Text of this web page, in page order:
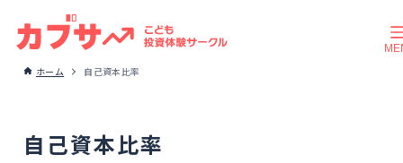
ホーム 自己資本比率
自己資本比率